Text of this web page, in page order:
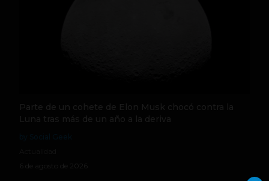
Parte de un cohete de Elon Musk chocó contra la
Luna tras más de un año a la deriva
6 de agosto de 2026